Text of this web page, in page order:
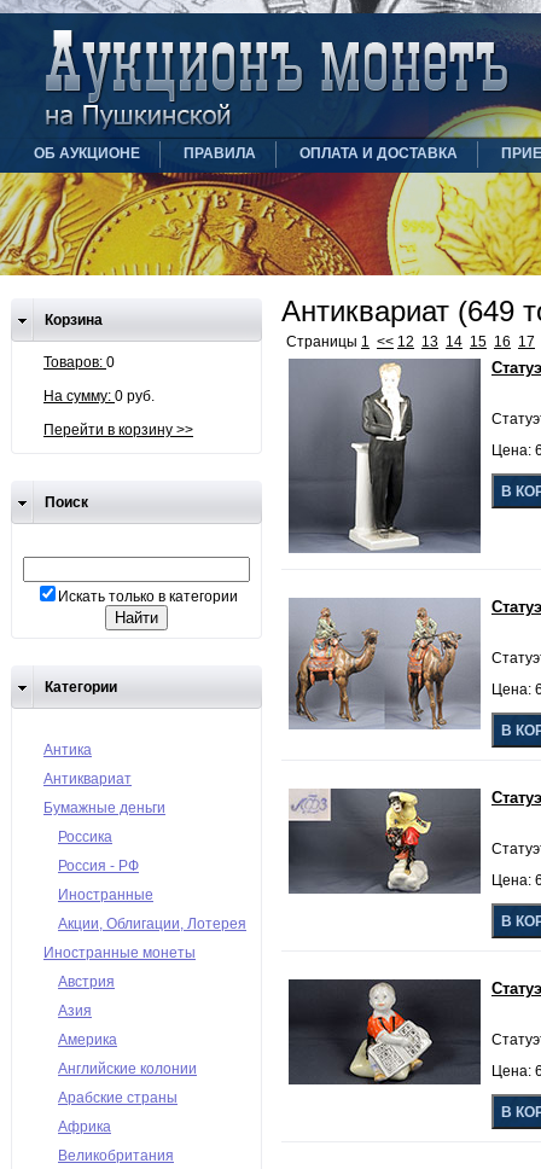
ОБ АУКЦИОНЕ ПРАВИЛА ОПЛАТА И ДОСТАВКА
Корзина
Товаров: 0
На сумму: 0 руб.
Перейти в корзину >>
Поиск
Искать только в категории
Категории
Антика
Антиквариат
Бумажные деньги
Россика
Россия - РФ
Иностранные
Акции, Облигации, Лотерея
Иностранные монеты
Австрия
Азия
Америка
Английские колонии
Арабские страны
Африка
Великобритания
Антиквариат (649
Страницы 1 << 12 13 14 15 16 17
Цена:
Цена:
Цена:
Цена: